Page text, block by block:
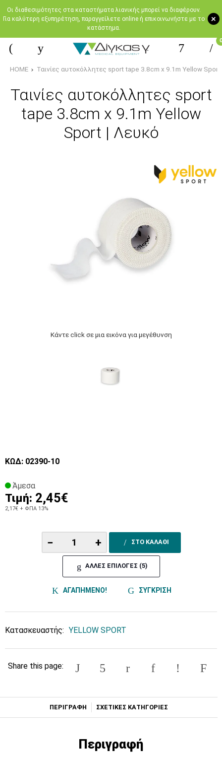
+
Oι διαθεσιμότητες στα καταστήματα λιανικής μπορεί να διαφέρουν.
Για καλύτερη εξυπηρέτηση, παραγγείλετε online ή επικοινωνήστε με το
κατάστημα.
0
HOME Ταινίες αυτοκόλλητες sport tape 3.8cm x 9.1m Yellow
Ταινίες αυτοκόλλητες sport
tape 3.8cm x 9.1m Yellow
Sport | Λευκό
Κάντε click σε μια εικόνα για μεγέθυνση
ΚΩΔ: 02390-10
Άμεσα
Τιμή: 2,45€
2,17€ + ΦΠΑ 13%
− + ΣΤΟ ΚΑΛΑΘΙ
ΑΛΛΕΣ ΕΠΙΛΟΓΕΣ (5)
ΑΓΑΠΗΜΕΝΟ! ΣΥΓΚΡΙΣΗ
Κατασκευαστής: YELLOW SPORT
Share this page:
ΠΕΡΙΓΡΑΦΗ ΣΧΕΤΙΚΕΣ ΚΑΤΗΓΟΡΙΕΣ
Περιγραφή